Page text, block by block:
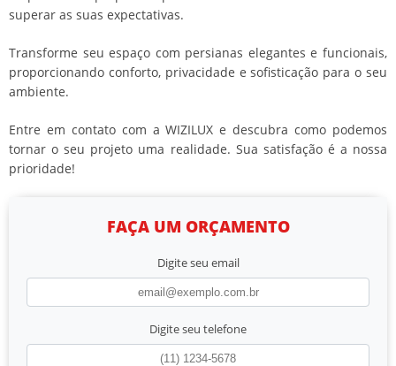
superar as suas expectativas.
Transforme seu espaço com persianas elegantes e funcionais,
proporcionando conforto, privacidade e sofisticação para o seu
ambiente.
Entre em contato com a WIZILUX e descubra como podemos
tornar o seu projeto uma realidade. Sua satisfação é a nossa
prioridade!
FAÇA UM ORÇAMENTO
Digite seu email
Digite seu telefone